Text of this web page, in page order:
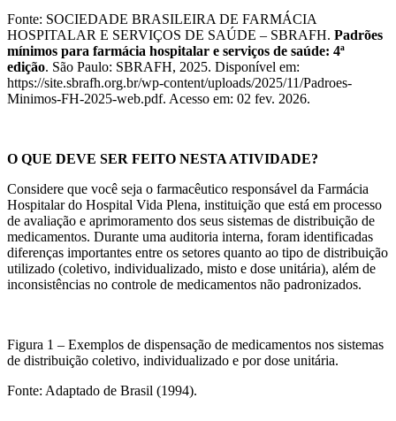
Fonte: SOCIEDADE BRASILEIRA DE FARMÁCIA
HOSPITALAR E SERVIÇOS DE SAÚDE – SBRAFH. Padrões
mínimos para farmácia hospitalar e serviços de saúde: 4ª
edição. São Paulo: SBRAFH, 2025. Disponível em:
https://site.sbrafh.org.br/wp-content/uploads/2025/11/Padroes-
Minimos-FH-2025-web.pdf. Acesso em: 02 fev. 2026.
O QUE DEVE SER FEITO NESTA ATIVIDADE?
Considere que você seja o farmacêutico responsável da Farmácia
Hospitalar do Hospital Vida Plena, instituição que está em processo
de avaliação e aprimoramento dos seus sistemas de distribuição de
medicamentos. Durante uma auditoria interna, foram identificadas
diferenças importantes entre os setores quanto ao tipo de distribuição
utilizado (coletivo, individualizado, misto e dose unitária), além de
inconsistências no controle de medicamentos não padronizados.
​Figura 1 – Exemplos de dispensação de medicamentos nos sistemas
de distribuição coletivo, individualizado e por dose unitária.
Fonte: Adaptado de Brasil (1994).